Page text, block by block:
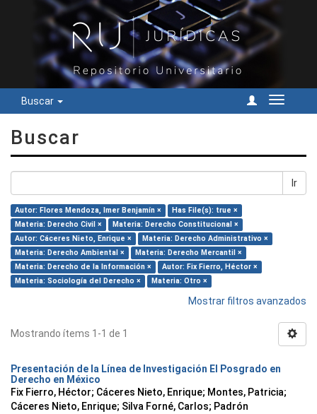
Buscar
Cambiar
Buscar
Ir
Autor: Flores Mendoza, Imer Benjamín ×
Has File(s): true ×
Materia: Derecho Civil ×
Materia: Derecho Constitucional ×
Autor: Cáceres Nieto, Enrique ×
Materia: Derecho Administrativo ×
Materia: Derecho Ambiental ×
Materia: Derecho Mercantil ×
Materia: Derecho de la Información ×
Autor: Fix Fierro, Héctor ×
Materia: Sociología del Derecho ×
Materia: Otro ×
Mostrar filtros avanzados
Mostrando ítems 1-1 de 1
Presentación de la Línea de Investigación El Posgrado en
Derecho en México
Fix Fierro, Héctor; Cáceres Nieto, Enrique; Montes, Patricia;
Cáceres Nieto, Enrique; Silva Forné, Carlos; Padrón